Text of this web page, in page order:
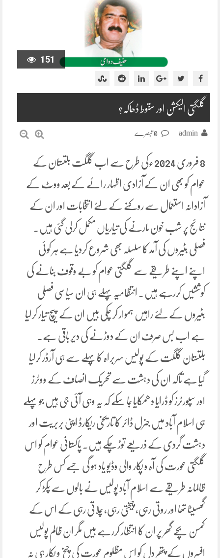
151
گلگتی الیکشن اور سقوط ڈھاکہ؟
admin
8 فروری 2024ءکی طرح سے اب گلگت بلتستان کے
عوام کو بھی ان کے آزادی اظہار رائے کے بعد ووٹ کے
آزادانہ استعمال سے روکنے کے لئے انتخابات اور ان کے
نتائج پر شب خون مارنے کی تیاریاں مکمل کرلی گئی ہیں۔
فصلی بٹیروں کی آمد کا سلسلہ بھی شروع کردیا ہے ہر کوئی
اپنے اپنے طریقے سے گلگتی عوام کو بے وقوف بنانے کی
کوششیں کررہے ہیں۔ انتظامیہ پہلے ہی ان سیاسی فصلی
بٹیروں کے لئے راہیں ہموار کر چکی ہیں ان کے پیچ تیار کرلیا
ہے اب بس صرف ان کے دوڑنے کی دیر باقی ہے۔
بلتستان گلگت کے پولیس سربراہ کا پہلے سے ہی آرڈر کرلیا
گیا ہے تاکہ ان کی دہشت سے تحریک انصاف کے ووٹرز
اور سپورٹرز کو ڈرایا دھمکایا جا سکے کہ یہ وہی آئی جی ہیں جو پہلے
ہی اسلام آباد میں جنرل ڈائر کا تاریخی ریکارڈ اپنی بربریت اور
دہشت گردی کے ذریعے توڑ چکے ہیں۔ پاکستانی عوام کو اس
گلگتی عورت کی آہ و پکار والی وڈیو یاد ہو گی جسے کس طرح
ظالمانہ طریقے سے اسلام آباد پولیس نے بالوں سے پکڑ کر
گھسیٹا تھا اور روتی رہی، چیختی رہی، چلاتی رہی کے اس کے
کمسن بچے گھر پر ان کا انتظار کررہے ہیں مگر ان ظالم پولیس
افسروں کے پتھر دل کو اس مظلوم عورت کی چیخ و پکار ہی نہ